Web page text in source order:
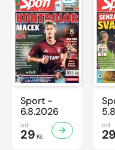
Sport -
6.8.2026
od
29 Kč
od
29